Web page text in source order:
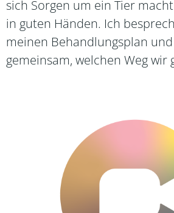
sich Sorgen um ein Tier
in guten Händen. Ich
meinen Behandlungsplan
gemeinsam, welchen Weg wir